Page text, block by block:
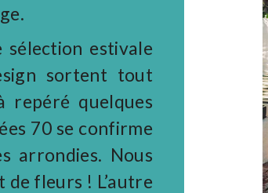
sélection estivale
sortent tout
repéré quelques
70 se confirme
arrondies. Nous
fleurs ! L’autre